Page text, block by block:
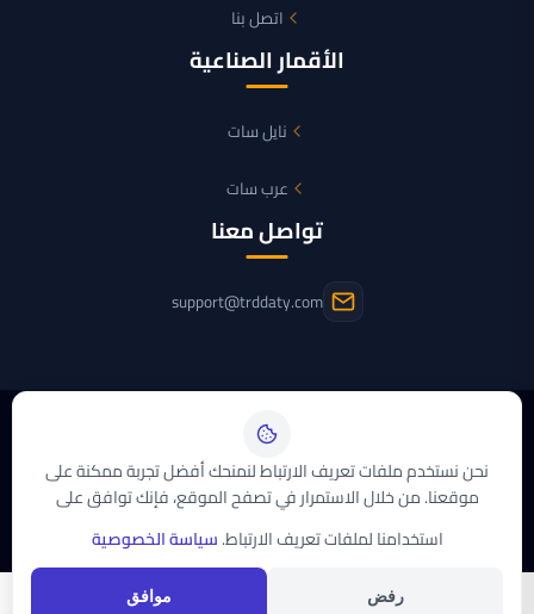
اتصل بنا
الأقمار الصناعية
نايل سات
عرب سات
تواصل معنا
support@trddaty.com
موقع تردداتي سات
نحن نستخدم ملفات تعريف الارتباط لنمنحك أفضل تجربة ممكنة على
موقعنا. من خلال الاستمرار في تصفح الموقع، فإنك توافق على
استخدامنا لملفات تعريف الارتباط.سياسة الخصوصية
رفض موافق